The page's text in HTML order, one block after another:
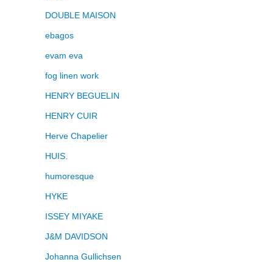
DOUBLE MAISON
ebagos
evam eva
fog linen work
HENRY BEGUELIN
HENRY CUIR
Herve Chapelier
HUIS.
humoresque
HYKE
ISSEY MIYAKE
J&M DAVIDSON
Johanna Gullichsen